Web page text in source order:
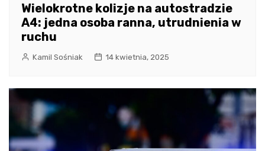
Wielokrotne kolizje na autostradzie
A4: jedna osoba ranna, utrudnienia w
ruchu
Kamil Sośniak 14 kwietnia, 2025